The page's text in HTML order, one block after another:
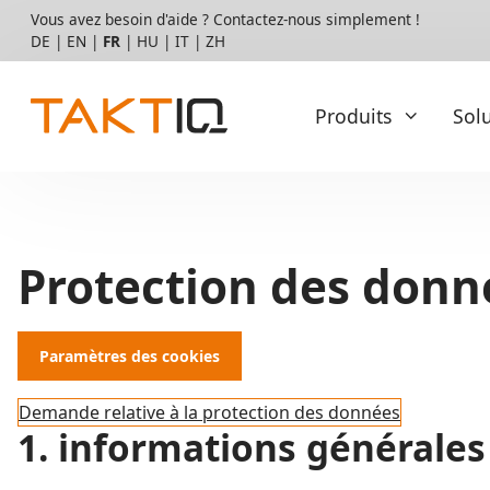
Aller
directement
au
Vous avez besoin d'aide ? Contactez-nous simplement !
DE | EN | FR | HU | IT | ZH
Produits
TAKTIQ
La norme pour la cadence
des lignes d’assemblage variées
Mais vous recherchez une solution pour le séquençage
Essayez SEQUIQ !
Pilote & introduction
Possibilités de personnalisation
Qualification
Service client et support
Protection des
Paramètres des cookies
Demande relative à la protection des données
1. informations générales